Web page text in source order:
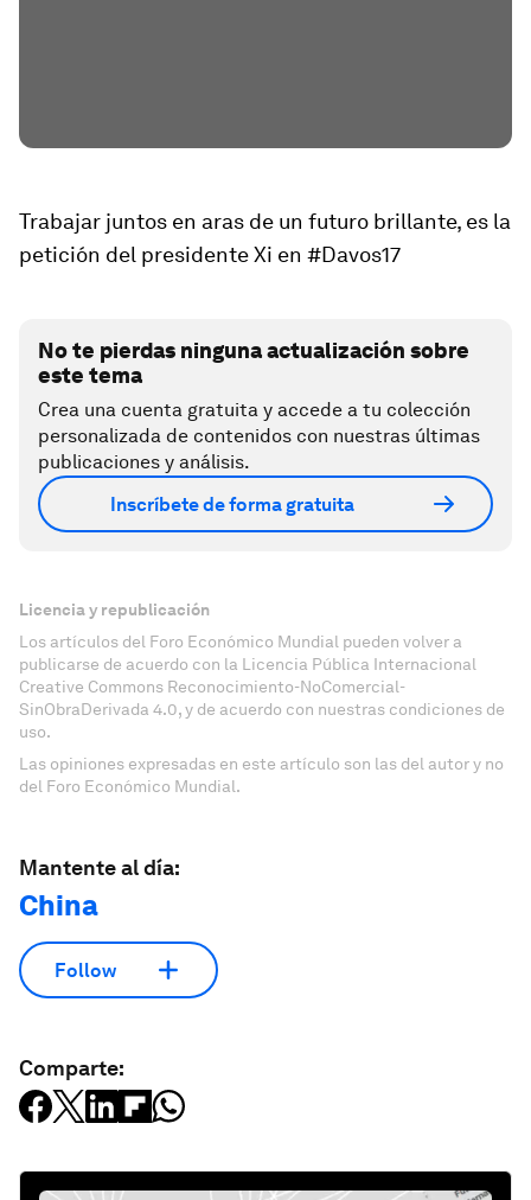
Trabajar juntos en aras de un futuro brillante, es la
petición del presidente Xi en #Davos17
No te pierdas ninguna actualización sobre
este tema
Crea una cuenta gratuita y accede a tu colección
personalizada de contenidos con nuestras últimas
publicaciones y análisis.
Inscríbete de forma gratuita
Licencia y republicación
Los artículos del Foro Económico Mundial pueden volver a
publicarse de acuerdo con la Licencia Pública Internacional
Creative Commons Reconocimiento-NoComercial-
SinObraDerivada 4.0, y de acuerdo con nuestras condiciones de
uso.
Las opiniones expresadas en este artículo son las del autor y no
del Foro Económico Mundial.
Mantente al día:
China
Follow
Comparte: